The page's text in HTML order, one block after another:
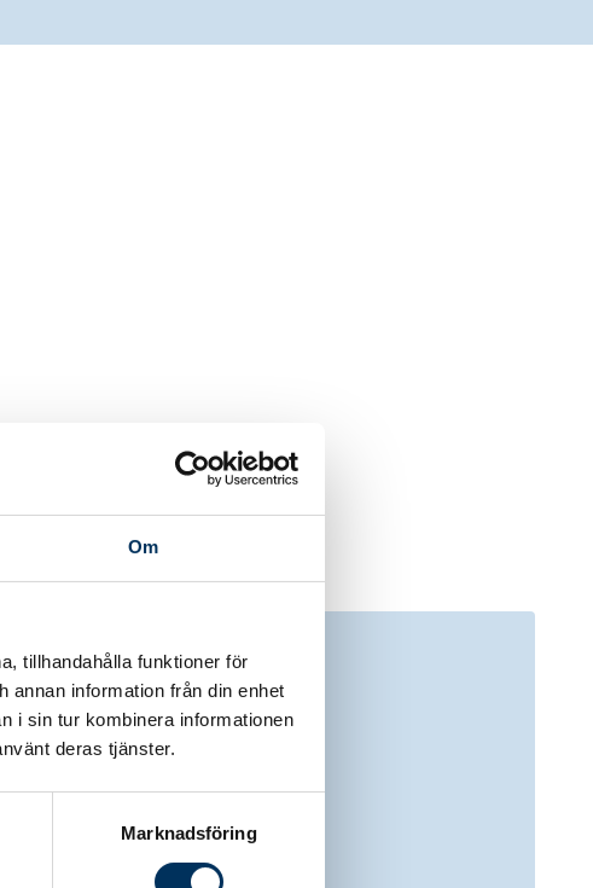
Om
tillhandahålla funktioner för
annan information från din enhet
i sin tur kombinera informationen
deras tjänster.
Marknadsföring